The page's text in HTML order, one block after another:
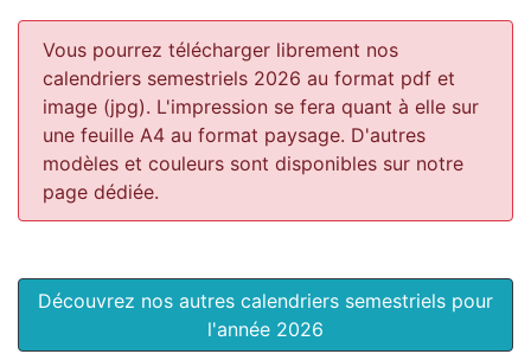
Vous pourrez télécharger librement nos
calendriers semestriels 2026 au format pdf et
image (jpg). L'impression se fera quant à elle sur
une feuille A4 au format paysage. D'autres
modèles et couleurs sont disponibles sur notre
page dédiée.
Découvrez nos autres calendriers semestriels pour
l'année 2026